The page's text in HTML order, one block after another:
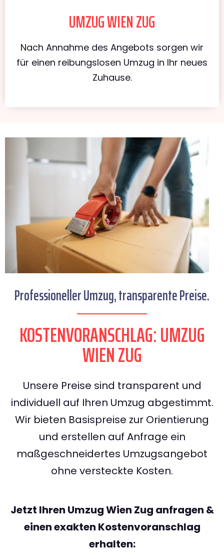
UMZUG WIEN ZUG
Nach Annahme des Angebots sorgen wir
für einen reibungslosen Umzug in Ihr neues
Zuhause.
Professioneller Umzug, transparente Preise.
KOSTENVORANSCHLAG: UMZUG
WIEN ZUG
Unsere Preise sind transparent und
individuell auf Ihren Umzug abgestimmt.
Wir bieten Basispreise zur Orientierung
und erstellen auf Anfrage ein
maßgeschneidertes Umzugsangebot
ohne versteckte Kosten.
Jetzt Ihren Umzug Wien Zug anfragen &
einen exakten Kostenvoranschlag
erhalten: